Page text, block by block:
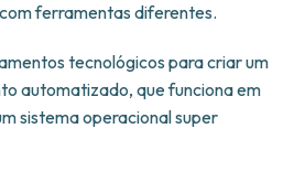
ferramentas diferentes.
tecnológicos para criar um
automatizado, que funciona em
sistema operacional super